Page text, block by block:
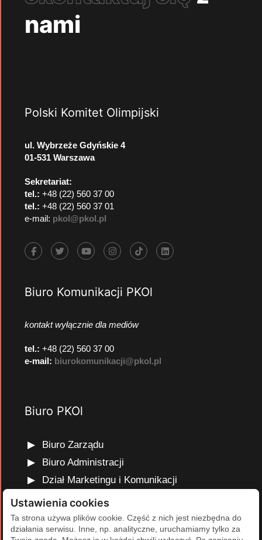
nami
Polski Komitet Olimpijski
ul. Wybrzeże Gdyńskie 4
01-531 Warszawa
Sekretariat:
tel.: +48 (22) 560 37 00
tel.: +48 (22) 560 37 01
e-mail: pkol@pkol.pl
Biuro Komunikacji PKOl
kontakt wyłącznie dla mediów
tel.: +48 (22) 560 37 00
e-mail: biurokomunikacji@pkol.pl
Biuro PKOl
Biuro Zarządu
Biuro Administracji
Dział Marketingu i Komunikacji
Dział Edukacji Olimpijskiej
Dział Finansów i Kadr
Dział Projektów Olimpijskich
Ustawienia cookies
Ta strona używa plików cookie. Część z nich jest niezbędna do
działania serwisu. Inne, np. analityczne, uruchamiamy tylko za